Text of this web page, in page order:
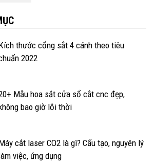
thước cổng sắt 4 cánh theo tiêu
2022
Mẫu hoa sắt cửa sổ cắt cnc đẹp,
bao giờ lỗi thời
cắt laser CO2 là gì? Cấu tạo, nguyên lý
việc, ứng dụng